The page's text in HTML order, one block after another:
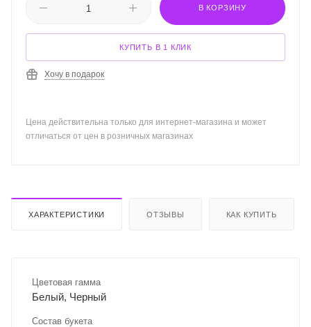
В КОРЗИНУ
КУПИТЬ В 1 КЛИК
Хочу в подарок
Цена действительна только для интернет-магазина и может
отличаться от цен в розничных магазинах
ХАРАКТЕРИСТИКИ ОТЗЫВЫ КАК КУПИТЬ
Цветовая гамма
Белый, Черный
Состав букета